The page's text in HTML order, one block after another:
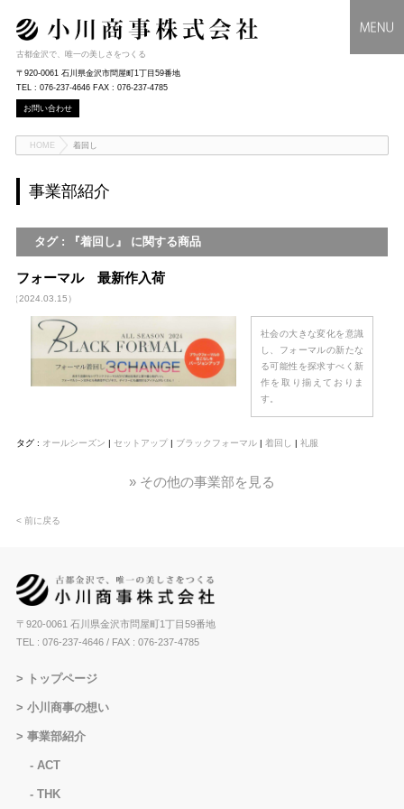
古都金沢で、唯一の美しさをつくる
〒920-0061 石川県金沢市問屋町1丁目59番地
TEL : 076-237-4646 FAX : 076-237-4785
お問い合わせ
HOME 着回し
事業部紹介
タグ : 『着回し』 に関する商品
フォーマル 最新作入荷
（2024.03.15）
社会の大きな変化を意識
し、フォーマルの新たな
る可能性を探求すべく新
作を取り揃えておりま
す。
タグ : オールシーズン | セットアップ| ブラックフォーマル| 着回し | 礼服
» その他の事業部を見る
< 前に戻る
〒920-0061 石川県金沢市問屋町1丁目59番地
TEL : 076-237-4646/ FAX : 076-237-4785
トップページ
小川商事の想い
事業部紹介
ACT
THK